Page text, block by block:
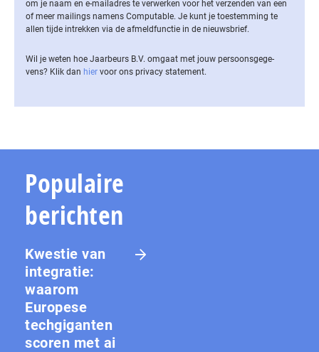
om je naam en e-mailadres te verwerken voor het verzenden van een
of meer mailings namens Computable. Je kunt je toestemming te
allen tijde intrekken via de af­meld­func­tie in de nieuwsbrief.
Wil je weten hoe Jaarbeurs B.V. omgaat met jouw per­soons­ge­ge­
vens? Klik dan hier voor ons privacy statement.
Populaire
berichten
Kwestie van
integratie:
waarom
Europese
techgiganten
scoren met ai